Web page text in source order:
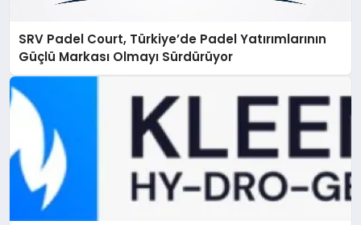
SRV Padel Court, Türkiye’de Padel Yatırımlarının
Güçlü Markası Olmayı Sürdürüyor